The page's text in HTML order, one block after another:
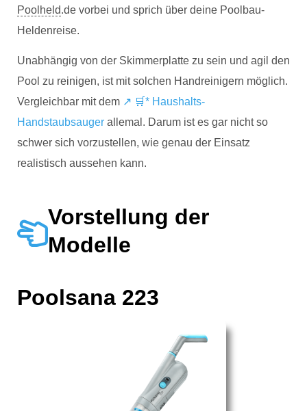
Poolheld.de vorbei und sprich über deine Poolbau-
Heldenreise.
Unabhängig von der Skimmerplatte zu sein und agil den
Pool zu reinigen, ist mit solchen Handreinigern möglich.
Vergleichbar mit dem ↗ 🛒* Haushalts-
Handstaubsauger allemal. Darum ist es gar nicht so
schwer sich vorzustellen, wie genau der Einsatz
realistisch aussehen kann.
Vorstellung der
Modelle
Poolsana 223